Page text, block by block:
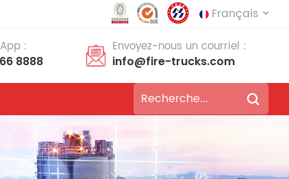
Français
Deutsch
português Nederlands
:
8888
Envoyez-nous un courriel :
info@fire-trucks.com